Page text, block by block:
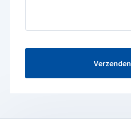
Verzenden